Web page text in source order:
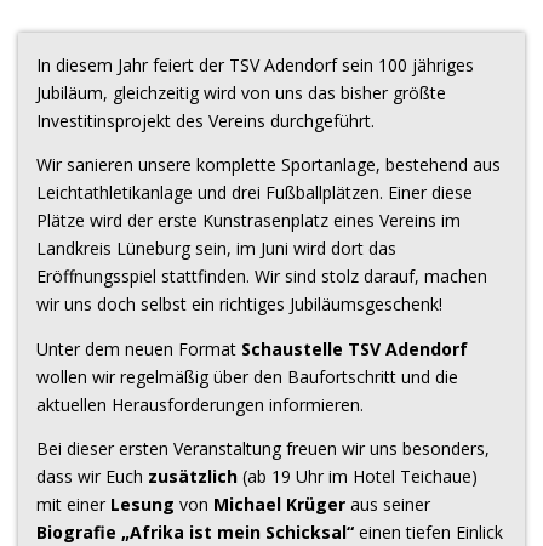
In diesem Jahr feiert der TSV Adendorf sein 100 jähriges
Jubiläum, gleichzeitig wird von uns das bisher größte
Investitinsprojekt des Vereins durchgeführt.
Wir sanieren unsere komplette Sportanlage, bestehend aus
Leichtathletikanlage und drei Fußballplätzen. Einer diese
Plätze wird der erste Kunstrasenplatz eines Vereins im
Landkreis Lüneburg sein, im Juni wird dort das
Eröffnungsspiel stattfinden. Wir sind stolz darauf, machen
wir uns doch selbst ein richtiges Jubiläumsgeschenk!
Unter dem neuen Format Schaustelle TSV Adendorf
wollen wir regelmäßig über den Baufortschritt und die
aktuellen Herausforderungen informieren.
Bei dieser ersten Veranstaltung freuen wir uns besonders,
dass wir Euch zusätzlich (ab 19 Uhr im Hotel Teichaue)
mit einer Lesung von Michael Krüger aus seiner
Biografie „Afrika ist mein Schicksal“ einen tiefen Einlick